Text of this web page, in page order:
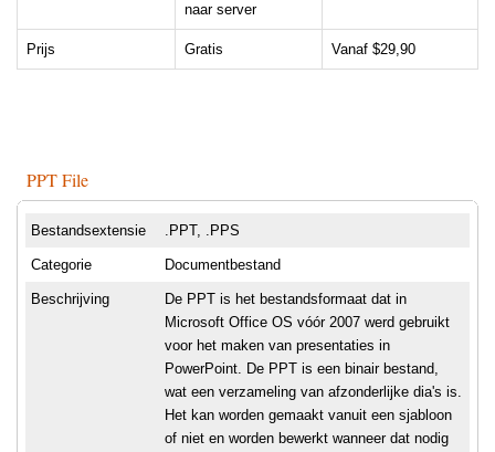
naar server
Prijs Gratis Vanaf $29,90
PPT File
Bestandsextensie .PPT, .PPS
Categorie Documentbestand
Beschrijving
De PPT is het bestandsformaat dat in
Microsoft Office OS vóór 2007 werd gebruikt
voor het maken van presentaties in
PowerPoint. De PPT is een binair bestand,
wat een verzameling van afzonderlijke dia's is.
Het kan worden gemaakt vanuit een sjabloon
of niet en worden bewerkt wanneer dat nodig